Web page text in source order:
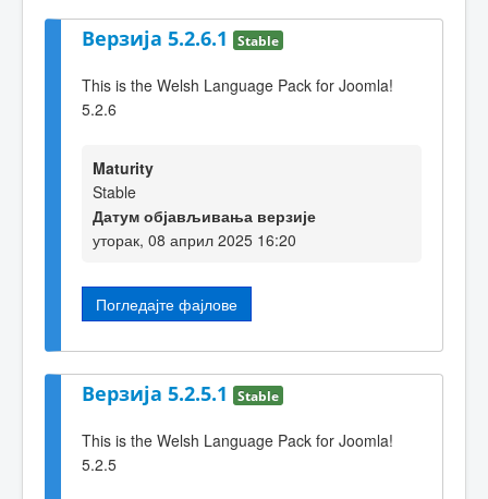
Верзија 5.2.6.1 Stable
This is the Welsh Language Pack for Joomla!
5.2.6
Maturity
Stable
Датум објављивања верзије
уторак, 08 април 2025 16:20
Погледајте фајлове
Верзија 5.2.5.1 Stable
This is the Welsh Language Pack for Joomla!
5.2.5